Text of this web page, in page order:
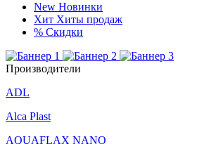
New Новинки
Хит Хиты продаж
% Скидки
Производители
ADL
Alca Plast
AQUAFLAX NANO